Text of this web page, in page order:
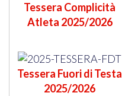
Tessera Complicità
Atleta 2025/2026
Tessera Fuori di Testa
2025/2026